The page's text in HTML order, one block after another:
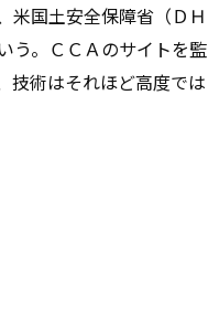
米国土安全保障省（ＤＨ
う。ＣＣＡのサイトを監
技術はそれほど高度では